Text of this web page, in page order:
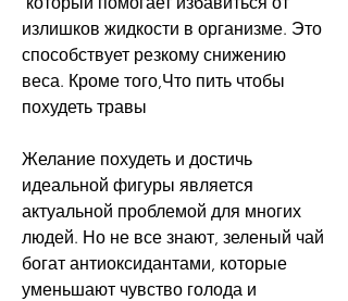
излишков жидкости в организме. Это
способствует резкому снижению
веса. Кроме того,Что пить чтобы
похудеть травы
Желание похудеть и достичь
идеальной фигуры является
актуальной проблемой для многих
людей. Но не все знают, зеленый чай
богат антиоксидантами, которые
уменьшают чувство голода и